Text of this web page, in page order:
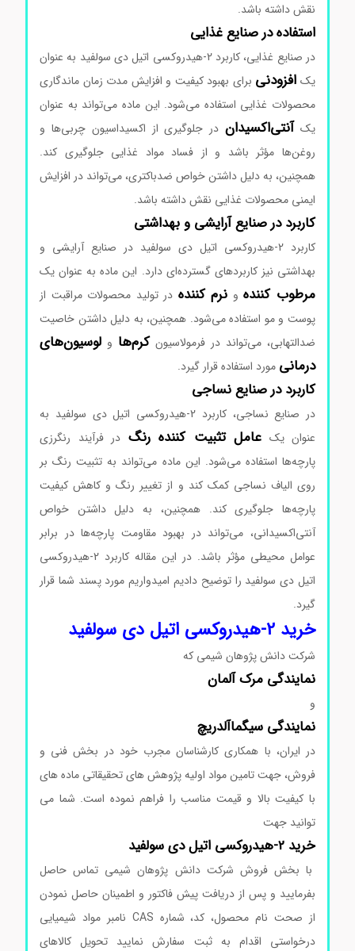
نقش داشته باشد.
استفاده در صنایع غذایی
در صنایع غذایی، کاربرد 2-هیدروکسی اتیل دی سولفید به عنوان
یکافزودنیبرای بهبود کیفیت و افزایش مدت زمان ماندگاری
محصولات غذایی استفاده می‌شود. این ماده می‌تواند به عنوان
یکآنتی‌اکسیداندر جلوگیری از اکسیداسیون چربی‌ها و
روغن‌ها مؤثر باشد و از فساد مواد غذایی جلوگیری کند.
همچنین، به دلیل داشتن خواص ضدباکتری، می‌تواند در افزایش
ایمنی محصولات غذایی نقش داشته باشد.
کاربرد در صنایع آرایشی و بهداشتی
کاربرد 2-هیدروکسی اتیل دی سولفید در صنایع آرایشی و
بهداشتی نیز کاربردهای گسترده‌ای دارد. این ماده به عنوان یک
مرطوب کنندهونرم کنندهدر تولید محصولات مراقبت از
پوست و مو استفاده می‌شود. همچنین، به دلیل داشتن خاصیت
ضدالتهابی، می‌تواند در فرمولاسیونکرم‌هاو لوسیون‌های
درمانیمورد استفاده قرار گیرد.
کاربرد در صنایع نساجی
در صنایع نساجی، کاربرد 2-هیدروکسی اتیل دی سولفید به
عنوان یکعامل تثبیت کننده رنگدر فرآیند رنگرزی
پارچه‌ها استفاده می‌شود. این ماده می‌تواند به تثبیت رنگ بر
روی الیاف نساجی کمک کند و از تغییر رنگ و کاهش کیفیت
پارچه‌ها جلوگیری کند. همچنین، به دلیل داشتن خواص
آنتی‌اکسیدانی، می‌تواند در بهبود مقاومت پارچه‌ها در برابر
عوامل محیطی مؤثر باشد. در این مقاله کاربرد 2-هیدروکسی
اتیل دی سولفید را توضیح دادیم امیدواریم مورد پسند شما قرار
گیرد.
خرید 2-هیدروکسی اتیل دی سولفید
شرکت دانش پژوهان شیمی که
نمایندگیمرکآلمان
نمایندگیسیگماآلدریچ
در ایران، با همکاری کارشناسان مجرب خود در بخش فنی و
فروش، جهت تامین مواد اولیه پژوهش های تحقیقاتی ماده های
با کیفیت بالا و قیمت مناسب را فراهم نموده است. شما می
توانید جهت
خرید 2-هیدروکسی اتیل دی سولفید
با بخش فروش شرکت دانش پژوهان شیمی تماس حاصل
بفرمایید و پس از دریافت پیش فاکتور و اطمینان حاصل نمودن
از صحت نام محصول، کد، شماره CAS نامبر مواد شیمیایی
درخواستی اقدام به ثبت سفارش نمایید تحویل کالاهای